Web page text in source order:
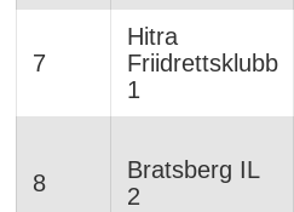
7
Hitra
Friidrettsklubb
1
8
Bratsberg IL
2